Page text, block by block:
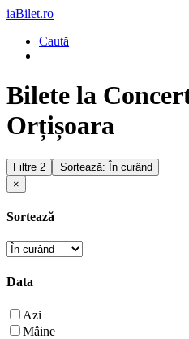
iaBilet.ro
Caută
Bilete la
Orțișoara
Filtre 2
Sortează: În curând
×
Sortează
Data
Azi
Mâine